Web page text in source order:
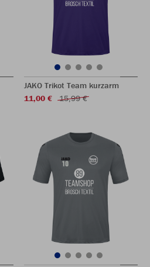
JAKO Trikot Team kurzarm
11,00 €
15,99 €